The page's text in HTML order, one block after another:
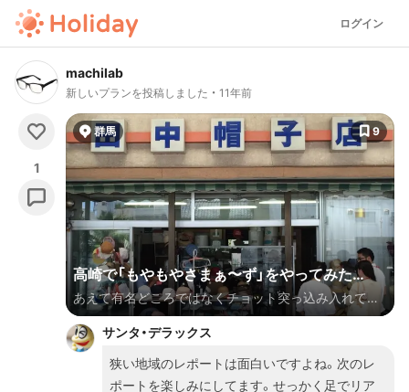
ログイン
machilab
新しいプランを投稿しました 11年前
1
群馬 9
高崎で「もやもやさまぁ〜ず」をやってみた
ら・・・
あえて有名どころではなくチョット突っ込み入れてみ
たくなるようなスポットを巡るTV番組「もやもやさま
ぁ〜ず」的なノリで緩く高崎のおでかけを楽しみたい人
向けのおでかけプランです。
サンタ・デラックス
狭い地域のレポートは面白いですよね。次のレ
ポートを楽しみにしてます。せっかく足でリア